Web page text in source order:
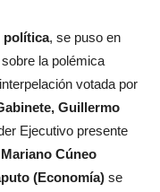
política, se puso en
la polémica
votada por
Guillermo
Ejecutivo presente
Cúneo
(Economía) se